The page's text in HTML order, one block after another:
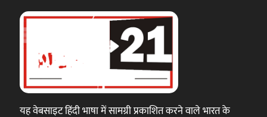
यह वेबसाइट हिंदी भाषा में सामग्री प्रकाशित करने वाले भारत के